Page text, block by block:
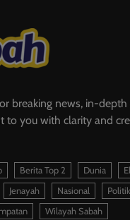
breaking news, in-
to you with clarity and
Berita Top 2 Dunia
Jenayah Nasional Politik
Wilayah Sabah